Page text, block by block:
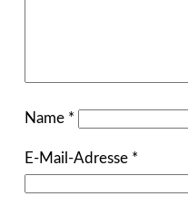
Name *
E-Mail-Adresse *